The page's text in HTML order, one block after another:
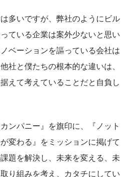
多いですが、弊社のようにビル
ている企業は案外少ないと思い
ベーションを謳っている会社は
社と僕たちの根本的な違いは、
えて考えていることだと自負し
ンパニー』を旗印に、『ノット
変わる』をミッションに掲げて
題を解決し、未来を変える、未
り組みを考え、カタチにしてい